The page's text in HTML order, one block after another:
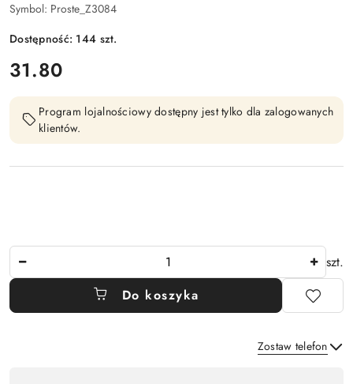
Symbol: Proste_Z3084
Dostępność: 144 szt.
cena:
31.80
Program lojalnościowy dostępny jest tylko dla zalogowanych
klientów.
szt.
Do koszyka
Zostaw telefon